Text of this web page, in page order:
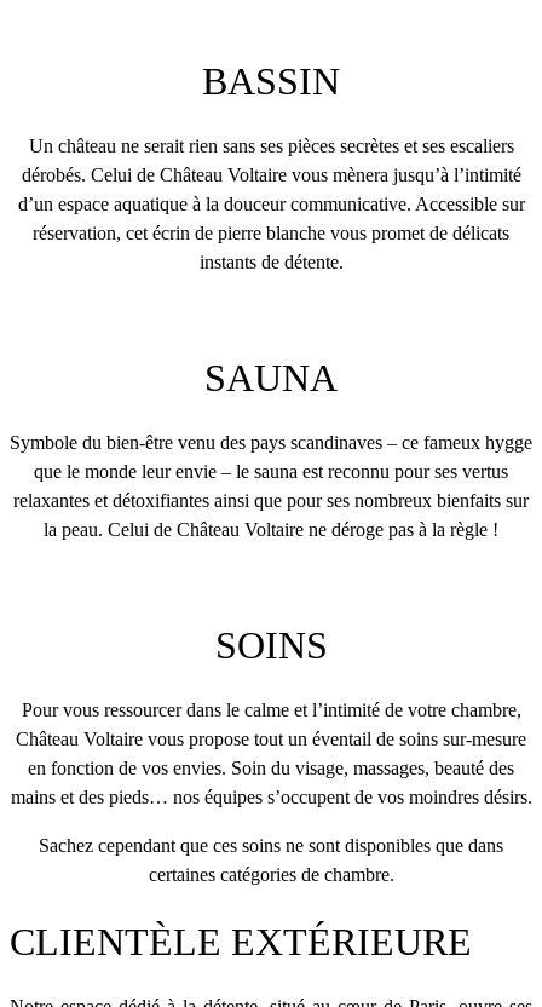
BASSIN
Un château ne serait rien sans ses pièces secrètes et ses escaliers
dérobés. Celui de Château Voltaire vous mènera jusqu’à l’intimité
d’un espace aquatique à la douceur communicative. Accessible sur
réservation, cet écrin de pierre blanche vous promet de délicats
instants de détente.
SAUNA
Symbole du bien-être venu des pays scandinaves – ce fameux hygge
que le monde leur envie – le sauna est reconnu pour ses vertus
relaxantes et détoxifiantes ainsi que pour ses nombreux bienfaits sur
la peau. Celui de Château Voltaire ne déroge pas à la règle !
SOINS
Pour vous ressourcer dans le calme et l’intimité de votre chambre,
Château Voltaire vous propose tout un éventail de soins sur-mesure
en fonction de vos envies. Soin du visage, massages, beauté des
mains et des pieds… nos équipes s’occupent de vos moindres désirs.
Sachez cependant que ces soins ne sont disponibles que dans
certaines catégories de chambre.
CLIENTÈLE EXTÉRIEURE